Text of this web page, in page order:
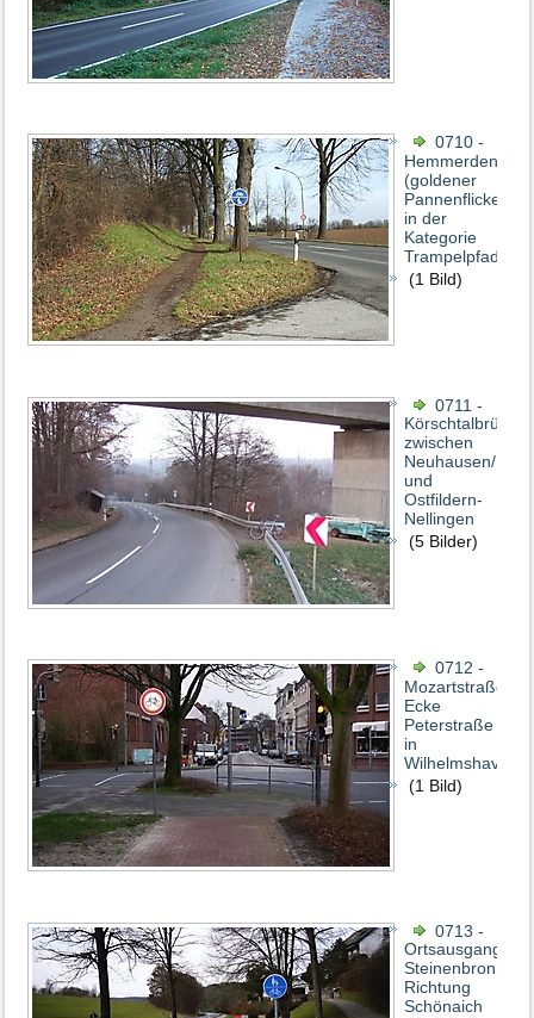
0710 -
Hemmerden/
(goldener
Pannenflicken
in der
Kategorie
Trampelpfad)
(1 Bild)
0711 -
Körschtalbrücke
zwischen
Neuhausen/
und
Ostfildern-
Nellingen
(5 Bilder)
0712 -
Mozartstraße,
Ecke
Peterstraße
in
Wilhelmshaven
(1 Bild)
0713 -
Ortsausgang
Steinenbronn
Richtung
Schönaich